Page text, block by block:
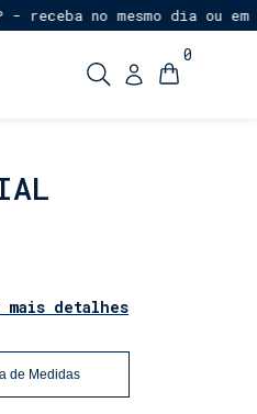
no mesmo dia ou em
0
mais detalhes
de Medidas